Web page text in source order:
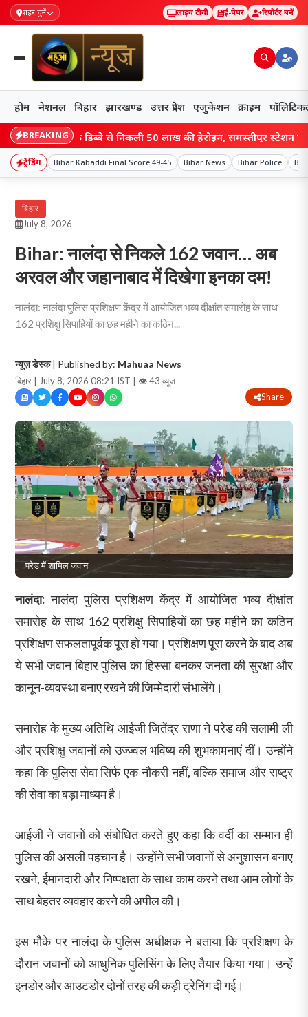
शहर चुनें लाइव टीवी ई-पेपर रिपोर्टर बनें
होम नेशनल बिहार झारखण्ड उत्तर प्रदेश एजुकेशन क्राइम
BREAKING
में साबुन के डिब्बे से निकली 50 लाख की हेरोइन, समस्तीपुर स्टेशन पर STF
ट्रेंडिंग Bihar Kabaddi Final Score 49-45 Bihar News Bihar Police
बिहार
July 8, 2026
Bihar: नालंदा से निकले 162 जवान… अब
अरवल और जहानाबाद में दिखेगा इनका दम!
नालंदा: नालंदा पुलिस प्रशिक्षण केंद्र में आयोजित भव्य दीक्षांत समारोह के साथ
162 प्रशिक्षु सिपाहियों का छह महीने का कठिन...
न्यूज़ डेस्क| Published by: Mahuaa News
बिहार | July 8, 2026 08:21 IST | 👁 43 व्यूज
Share
परेड में शामिल जवान
नालंदा:नालंदा पुलिस प्रशिक्षण केंद्र में आयोजित भव्य दीक्षांत
समारोह के साथ 162 प्रशिक्षु सिपाहियों का छह महीने का कठिन
प्रशिक्षण सफलतापूर्वक पूरा हो गया। प्रशिक्षण पूरा करने के बाद अब
ये सभी जवान बिहार पुलिस का हिस्सा बनकर जनता की सुरक्षा और
कानून-व्यवस्था बनाए रखने की जिम्मेदारी संभालेंगे।
समारोह के मुख्य अतिथि आईजी जितेंद्र राणा ने परेड की सलामी ली
और प्रशिक्षु जवानों को उज्ज्वल भविष्य की शुभकामनाएं दीं। उन्होंने
कहा कि पुलिस सेवा सिर्फ एक नौकरी नहीं, बल्कि समाज और राष्ट्र
की सेवा का बड़ा माध्यम है।
आईजी ने जवानों को संबोधित करते हुए कहा कि वर्दी का सम्मान ही
पुलिस की असली पहचान है। उन्होंने सभी जवानों से अनुशासन बनाए
रखने, ईमानदारी और निष्पक्षता के साथ काम करने तथा आम लोगों के
साथ बेहतर व्यवहार करने की अपील की।
इस मौके पर नालंदा के पुलिस अधीक्षक ने बताया कि प्रशिक्षण के
दौरान जवानों को आधुनिक पुलिसिंग के लिए तैयार किया गया। उन्हें
इनडोर और आउटडोर दोनों तरह की कड़ी ट्रेनिंग दी गई।